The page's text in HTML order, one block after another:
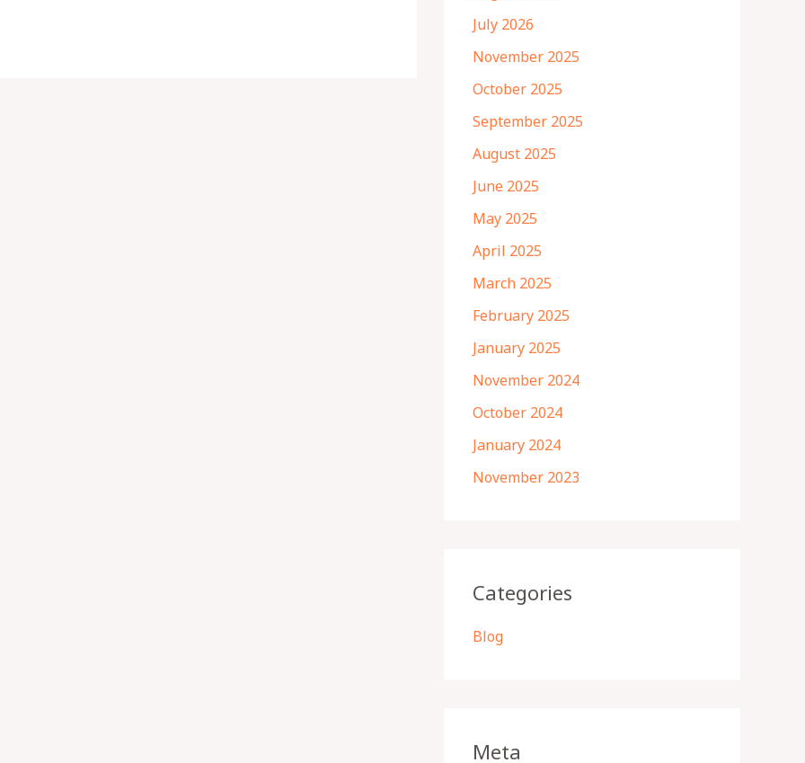
July 2026
November 2025
October 2025
September 2025
August 2025
June 2025
May 2025
April 2025
March 2025
February 2025
January 2025
November 2024
October 2024
January 2024
November 2023
Categories
Blog
Meta